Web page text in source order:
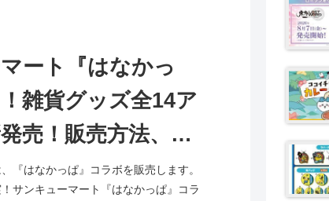
ート『はなかっ
雑貨グッズ全14ア
売！販売方法、種
再販売まとめ！
『はなかっぱ』コラボを販売します。
サンキューマート『はなかっぱ』コラ